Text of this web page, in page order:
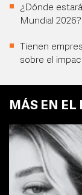
¿Dónde
Mundial 2026?
Tienen
sobre el
MÁS EN